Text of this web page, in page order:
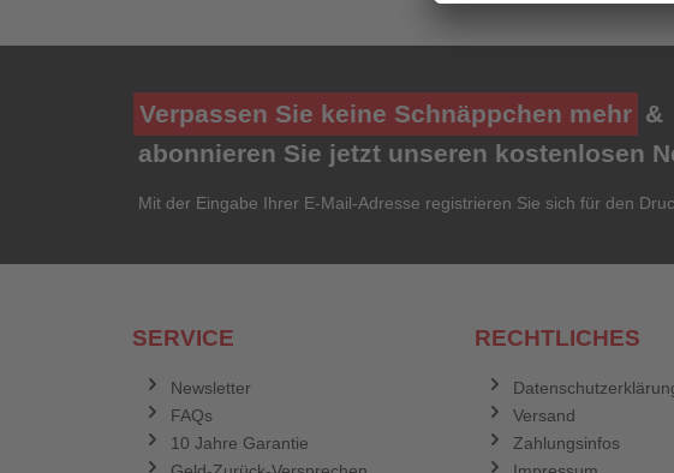
Verpassen Sie keine Schnäppchen mehr &
abonnieren Sie jetzt unseren kostenlosen
Mit der Eingabe Ihrer E-Mail-Adresse registrieren Sie sich für den
SERVICE
Newsletter
FAQs
10 Jahre Garantie
RECHTLICHES
Versand
Zahlungsinfos